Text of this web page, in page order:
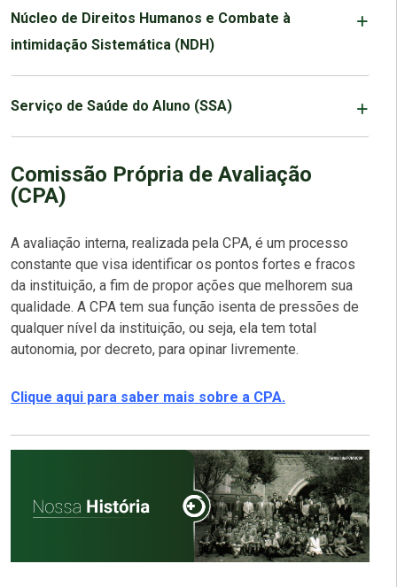
Núcleo de Direitos Humanos e Combate à
intimidação Sistemática (NDH)
Serviço de Saúde do Aluno (SSA)
Comissão Própria de Avaliação
(CPA)
A avaliação interna, realizada pela CPA, é um processo
constante que visa identificar os pontos fortes e fracos
da instituição, a fim de propor ações que melhorem sua
qualidade. A CPA tem sua função isenta de pressões de
qualquer nível da instituição, ou seja, ela tem total
autonomia, por decreto, para opinar livremente.
Clique aqui para saber mais sobre a CPA.